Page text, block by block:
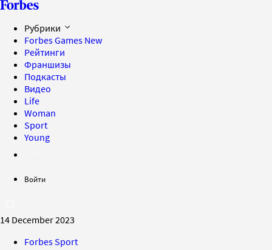
Рубрики
Forbes Games New
Рейтинги
Франшизы
Подкасты
Видео
Life
Woman
Sport
Young
Войти
14 December 2023
Forbes Sport